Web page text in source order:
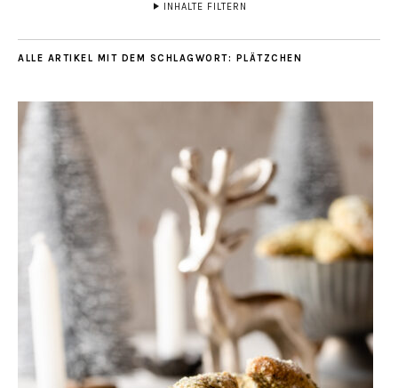
INHALTE FILTERN
ALLE ARTIKEL MIT DEM SCHLAGWORT: PLÄTZCHEN